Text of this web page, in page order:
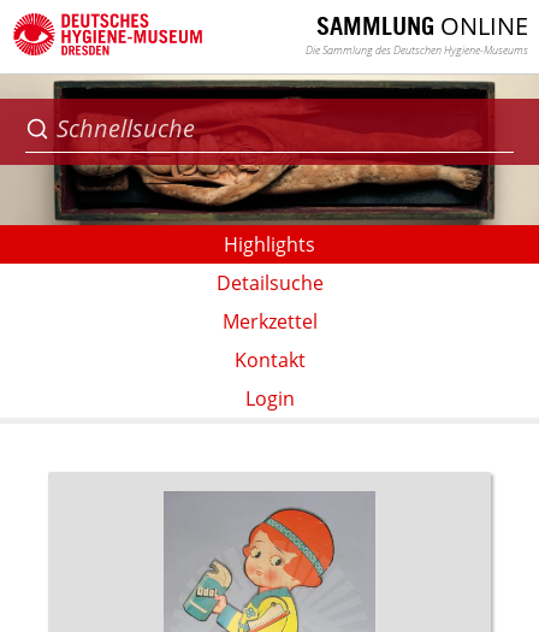
SAMMLUNG ONLINE
Die Sammlung des Deutschen Hygiene-Museums
Highlights
Detailsuche
Merkzettel
Kontakt
Login